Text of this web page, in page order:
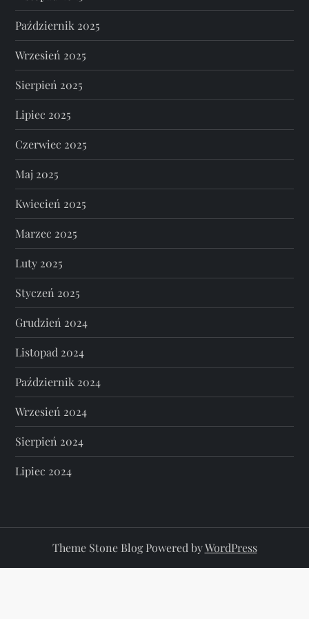
Październik 2025
Wrzesień 2025
Sierpień 2025
Lipiec 2025
Czerwiec 2025
Maj 2025
Kwiecień 2025
Marzec 2025
Luty 2025
Styczeń 2025
Grudzień 2024
Listopad 2024
Październik 2024
Wrzesień 2024
Sierpień 2024
Lipiec 2024
Theme Stone Blog Powered byWordPress